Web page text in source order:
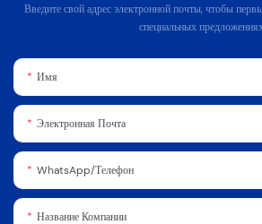
Введите свой адрес электронной почты, чтобы
специальных
Имя
Электронная Почта
WhatsApp/телефон
Название Компании